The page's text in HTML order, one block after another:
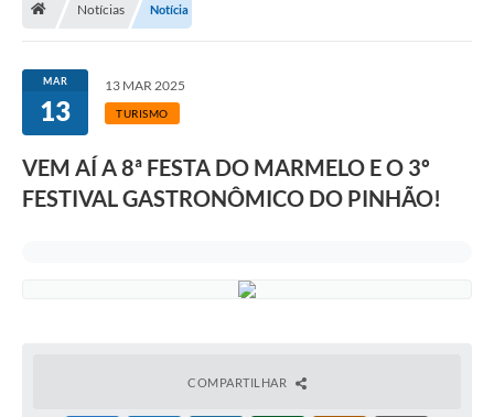
Transparência
Editais
Listas de Espera - Unidade Básica de Saúde
Notícias Notícia
MAR
13
13 MAR 2025
TURISMO
VEM AÍ A 8ª FESTA DO MARMELO E O 3º
FESTIVAL GASTRONÔMICO DO PINHÃO!
COMPARTILHAR